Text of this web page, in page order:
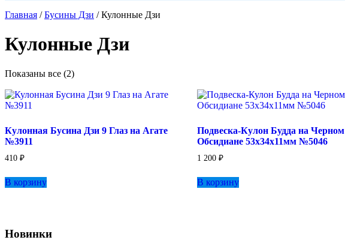
Главная /Бусины Дзи / Кулонные Дзи
Кулонные Дзи
Показаны все (2)
Кулонная Бусина Дзи 9 Глаз на Агате
№3911
410 ₽
В корзину
Подвеска-Кулон Будда на Черном
Обсидиане 53х34х11мм №5046
1 200₽
В корзину
Новинки